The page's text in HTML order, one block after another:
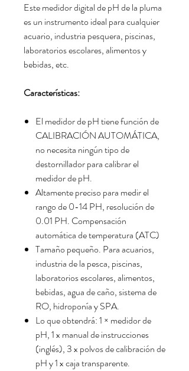
Este medidor digital de pH de la pluma
es un instrumento ideal para cualquier
acuario, industria pesquera, piscinas,
laboratorios escolares, alimentos y
bebidas, etc.
Características:
El medidor de pH tiene función de
CALIBRACIÓN AUTOMÁTICA,
no necesita ningún tipo de
destornillador para calibrar el
medidor de pH.
Altamente preciso para medir el
rango de 0-14 PH, resolución de
0.01 PH. Compensación
automática de temperatura (ATC)
Tamaño pequeño. Para acuarios,
industria de la pesca, piscinas,
laboratorios escolares, alimentos,
bebidas, agua de caño, sistema de
RO, hidroponía y SPA.
Lo que obtendrá: 1 × medidor de
pH, 1 x manual de instrucciones
(inglés), 3 x polvos de calibración de
pH y 1 x caja transparente.